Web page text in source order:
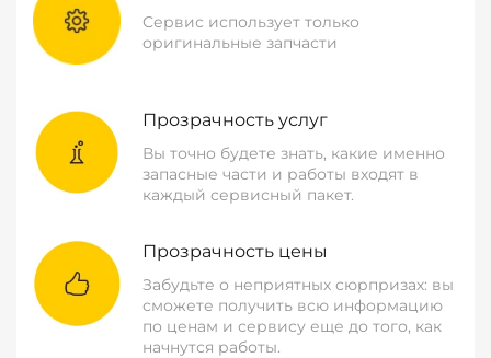
Сервис использует только
оригинальные запчасти
Прозрачность услуг
Вы точно будете знать, какие именно
запасные части и работы входят в
каждый сервисный пакет.
Прозрачность цены
Забудьте о неприятных сюрпризах: вы
сможете получить всю информацию
по ценам и сервису еще до того, как
начнутся работы.